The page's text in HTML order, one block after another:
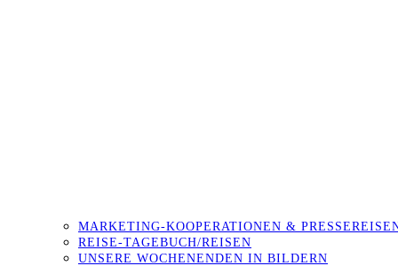
MARKETING-KOOPERATIONEN &
REISE-TAGEBUCH/REISEN
UNSERE WOCHENENDEN IN BILDERN